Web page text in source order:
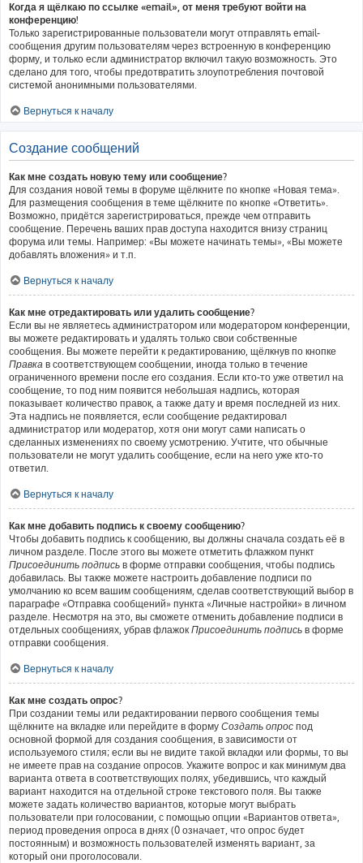
Когда я щёлкаю по ссылке «email», от меня требуют войти на
конференцию!
Только зарегистрированные пользователи могут отправлять email-
сообщения другим пользователям через встроенную в конференцию
форму, и только если администратор включил такую возможность. Это
сделано для того, чтобы предотвратить злоупотребления почтовой
системой анонимными пользователями.
Вернуться к началу
Создание сообщений
Как мне создать новую тему или сообщение?
Для создания новой темы в форуме щёлкните по кнопке «Новая тема».
Для размещения сообщения в теме щёлкните по кнопке «Ответить».
Возможно, придётся зарегистрироваться, прежде чем отправить
сообщение. Перечень ваших прав доступа находится внизу страниц
форума или темы. Например: «Вы можете начинать темы», «Вы можете
добавлять вложения» и т.п.
Вернуться к началу
Как мне отредактировать или удалить сообщение?
Если вы не являетесь администратором или модератором конференции,
вы можете редактировать и удалять только свои собственные
сообщения. Вы можете перейти к редактированию, щёлкнув по кнопке
Правка в соответствующем сообщении, иногда только в течение
ограниченного времени после его создания. Если кто-то уже ответил на
сообщение, то под ним появится небольшая надпись, которая
показывает количество правок, а также дату и время последней из них.
Эта надпись не появляется, если сообщение редактировал
администратор или модератор, хотя они могут сами написать о
сделанных изменениях по своему усмотрению. Учтите, что обычные
пользователи не могут удалить сообщение, если на него уже кто-то
ответил.
Вернуться к началу
Как мне добавить подпись к своему сообщению?
Чтобы добавить подпись к сообщению, вы должны сначала создать её в
личном разделе. После этого вы можете отметить флажком пункт
Присоединить подпись в форме отправки сообщения, чтобы подпись
добавилась. Вы также можете настроить добавление подписи по
умолчанию ко всем вашим сообщениям, сделав соответствующий выбор в
параграфе «Отправка сообщений» пункта «Личные настройки» в личном
разделе. Несмотря на это, вы сможете отменить добавление подписи в
отдельных сообщениях, убрав флажок Присоединить подпись в форме
отправки сообщения.
Вернуться к началу
Как мне создать опрос?
При создании темы или редактировании первого сообщения темы
щёлкните на вкладке или перейдите в форму Создать опрос под
основной формой для создания сообщения, в зависимости от
используемого стиля; если вы не видите такой вкладки или формы, то вы
не имеете прав на создание опросов. Укажите вопрос и как минимум два
варианта ответа в соответствующих полях, убедившись, что каждый
вариант находится на отдельной строке текстового поля. Вы также
можете задать количество вариантов, которые могут выбрать
пользователи при голосовании, с помощью опции «Вариантов ответа»,
период проведения опроса в днях (0 означает, что опрос будет
постоянным) и возможность пользователей изменять вариант, за
который они проголосовали.